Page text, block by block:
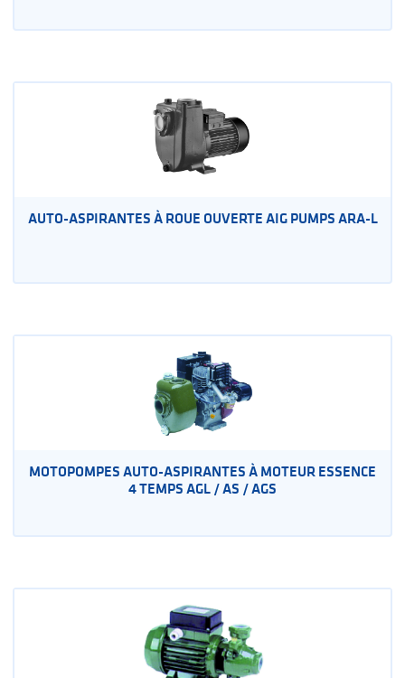
AUTO-ASPIRANTES À ROUE OUVERTE AIG PUMPS ARA-L
MOTOPOMPES AUTO-ASPIRANTES À MOTEUR ESSENCE
4 TEMPS AGL / AS / AGS